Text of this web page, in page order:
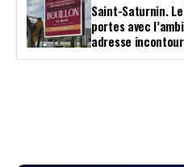
Saint-Saturnin.
portes avec
adresse